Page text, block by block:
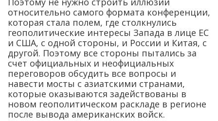
относительно самого формата конференции,
которая стала полем, где столкнулись
геополитические интересы Запада в лице ЕС
и США, с одной стороны, и России и Китая, с
другой. Поэтому все стороны пытались за
счет официальных и неофициальных
переговоров обсудить все вопросы и
навести мосты с азиатскими странами,
которые оказываются задействованы в
новом геополитическом раскладе в регионе
после вывода американских войск.